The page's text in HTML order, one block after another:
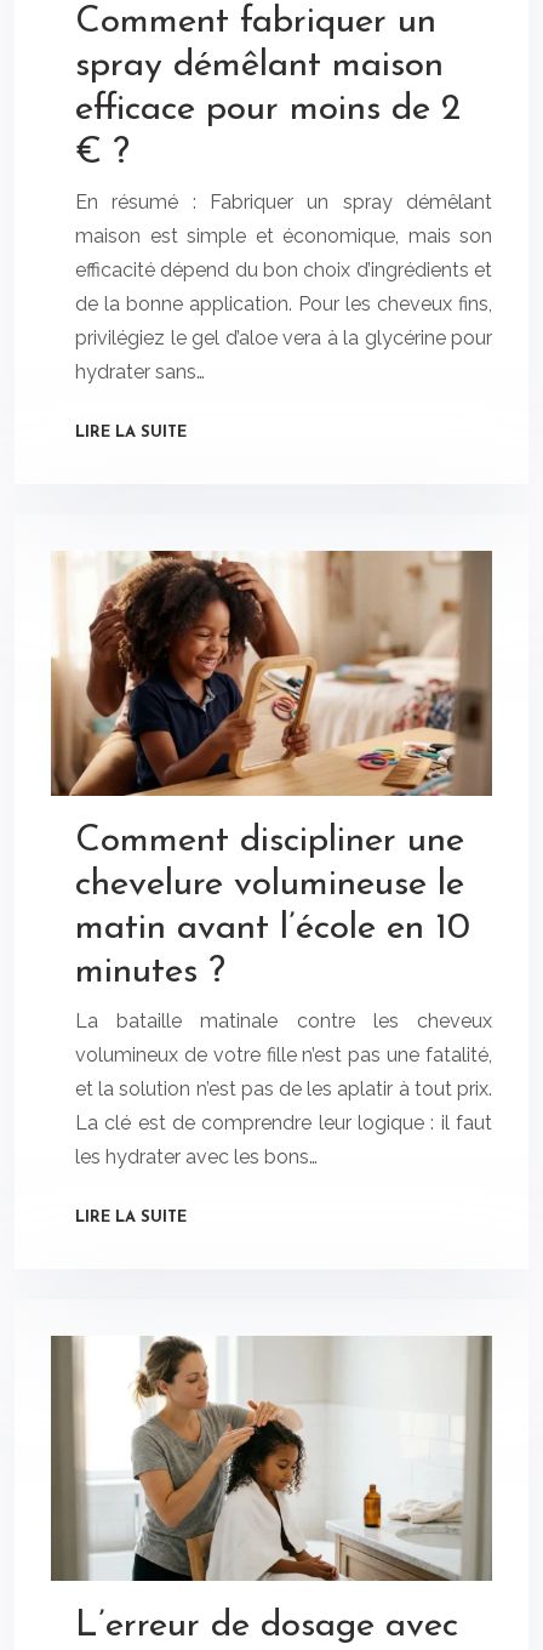
Comment fabriquer un
spray démêlant maison
efficace pour moins de 2
€ ?
En résumé : Fabriquer un spray démêlant
maison est simple et économique, mais son
efficacité dépend du bon choix d’ingrédients et
de la bonne application. Pour les cheveux fins,
privilégiez le gel d’aloe vera à la glycérine pour
hydrater sans…
LIRE LA SUITE
Comment discipliner une
chevelure volumineuse le
matin avant l’école en 10
minutes ?
La bataille matinale contre les cheveux
volumineux de votre fille n’est pas une fatalité,
et la solution n’est pas de les aplatir à tout prix.
La clé est de comprendre leur logique : il faut
les hydrater avec les bons…
LIRE LA SUITE
L’erreur de dosage avec